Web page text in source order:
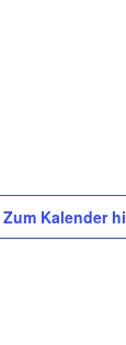
Zum Kalender